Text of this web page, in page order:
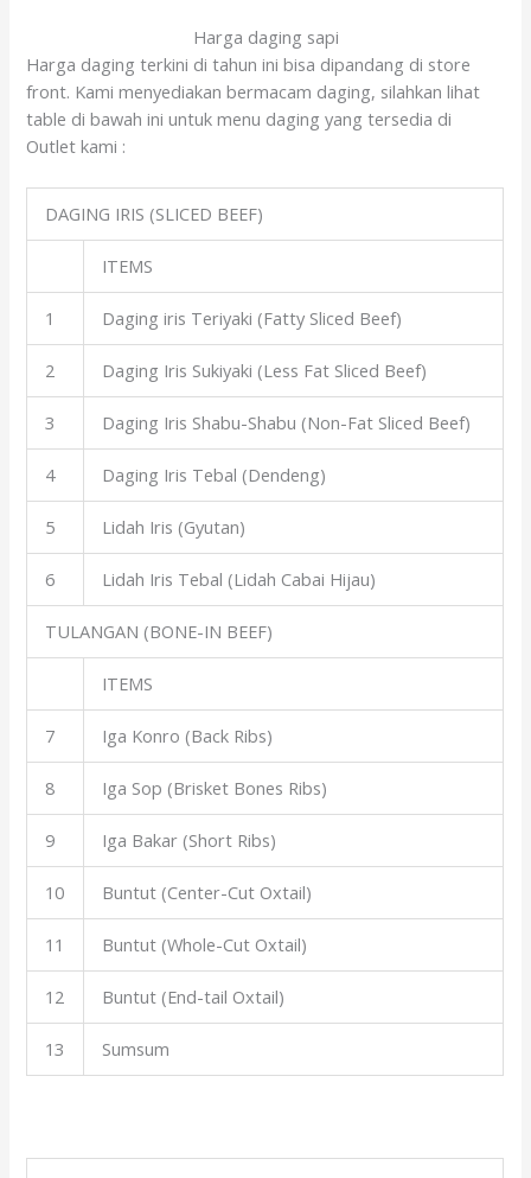
Harga daging sapi
Harga daging terkini di tahun ini bisa dipandang di store
front. Kami menyediakan bermacam daging, silahkan lihat
table di bawah ini untuk menu daging yang tersedia di
Outlet kami :
DAGING IRIS (SLICED BEEF)
ITEMS
1 Daging iris Teriyaki (Fatty Sliced Beef)
2 Daging Iris Sukiyaki (Less Fat Sliced Beef)
3 Daging Iris Shabu-Shabu (Non-Fat Sliced Beef)
4 Daging Iris Tebal (Dendeng)
5 Lidah Iris (Gyutan)
6 Lidah Iris Tebal (Lidah Cabai Hijau)
TULANGAN (BONE-IN BEEF)
ITEMS
7 Iga Konro (Back Ribs)
8 Iga Sop (Brisket Bones Ribs)
9 Iga Bakar (Short Ribs)
10 Buntut (Center-Cut Oxtail)
11 Buntut (Whole-Cut Oxtail)
12 Buntut (End-tail Oxtail)
13 Sumsum